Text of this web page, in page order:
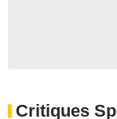
Critiques